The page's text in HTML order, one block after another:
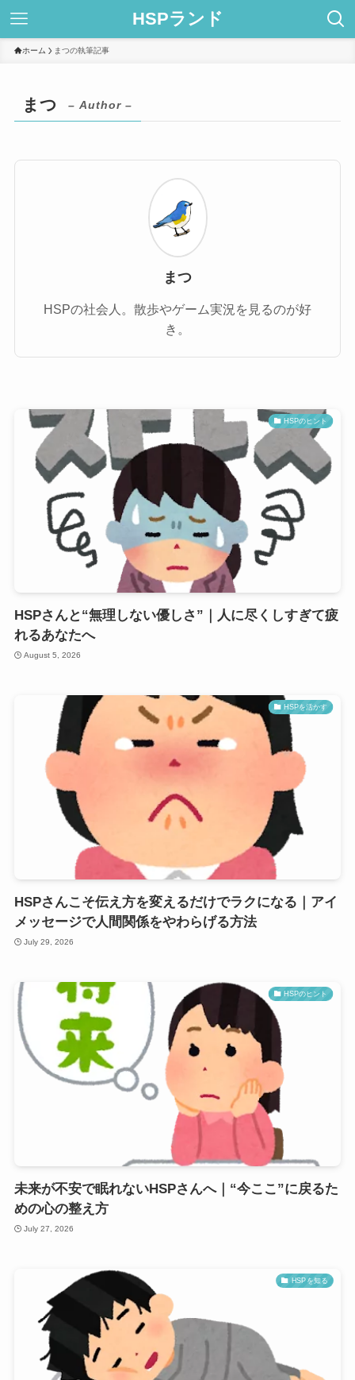
HSPランド
ホーム まつの執筆記事
まつ – Author –
まつ
HSPの社会人。散歩やゲーム実況を見るのが好
き。
HSPのヒント
HSPさんと“無理しない優しさ”｜人に尽くしすぎて疲
れるあなたへ
August 5, 2026
HSPを活かす
HSPさんこそ伝え方を変えるだけでラクになる｜アイ
メッセージで人間関係をやわらげる方法
July 29, 2026
HSPのヒント
未来が不安で眠れないHSPさんへ｜“今ここ”に戻るた
めの心の整え方
July 27, 2026
HSPを知る